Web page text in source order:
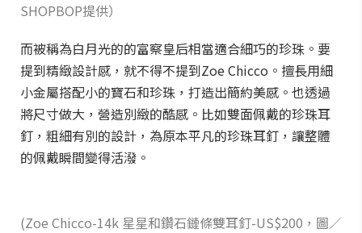
SHOPBOP提供）
而被稱為白月光的的富察皇后相當適合細巧的珍珠。要
提到精緻設計感，就不得不提到Zoe Chicco。擅長用細
小金屬搭配小的寶石和珍珠，打造出簡約美感。也透過
將尺寸做大，營造別緻的酷感。比如雙面佩戴的珍珠耳
釘，粗細有別的設計，為原本平凡的珍珠耳釘，讓整體
的佩戴瞬間變得活潑。
(Zoe Chicco-14k 星星和鑽石鏈條雙耳釘-US$200，圖／